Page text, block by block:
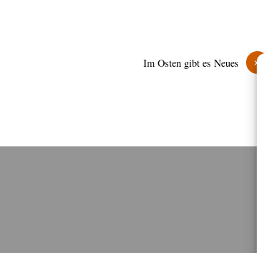
»
Im Osten gibt es Neues